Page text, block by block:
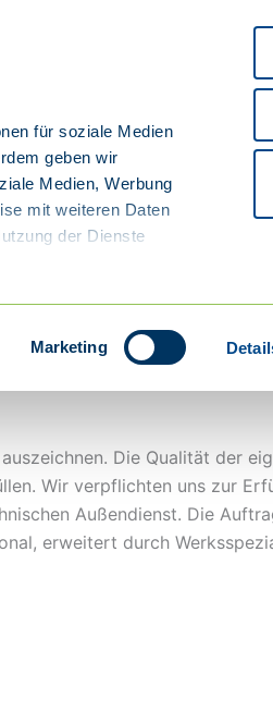
für soziale Medien
geben wir
Medien, Werbung
mit weiteren Daten
der Dienste
Marketing
Die Qualität der
Wir verpflichten uns zur
Außendienst. Die
erweitert durch